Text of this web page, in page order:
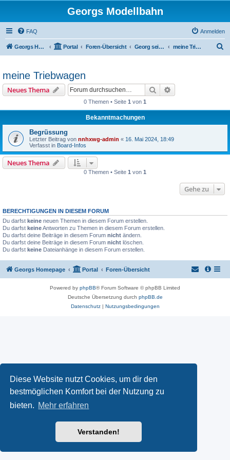
Diese Website nutzt Cookies, um dir den
bestmöglichen Komfort bei der Nutzung zu
bieten. Mehr erfahren
Verstanden!
Georgs Modellbahn
FAQ Anmelden
Georgs Homepage Portal Foren-Übersicht Georg seine umgebauten Fahrzeuge und Anlage meine Triebwagen
meine Triebwagen
Neues Thema Suche
0 Themen • Seite 1 von 1
Bekanntmachungen
Begrüssung
Letzter Beitrag von nnhxwg-admin « 16. Mai 2024, 18:49
Verfasst in Board-Infos
Neues Thema
0 Themen • Seite 1 von 1
Gehe zu
BERECHTIGUNGEN IN DIESEM FORUM
Du darfst keine neuen Themen in diesem Forum erstellen.
Du darfst keineAntworten zu Themen in diesem Forum erstellen.
Du darfst deine Beiträge in diesem Forum nicht ändern.
Du darfst deine Beiträge in diesem Forum nicht löschen.
Du darfst keine Dateianhänge in diesem Forum erstellen.
Georgs Homepage Portal Foren-Übersicht
Powered by phpBB® Forum Software © phpBB Limited
Deutsche Übersetzung durch phpBB.de
Datenschutz| Nutzungsbedingungen